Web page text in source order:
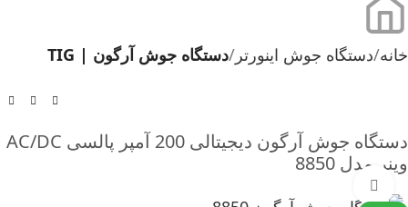
خانه دستگاه جوش اینورتر دستگاه جوش آرگون | TIG
دستگاه جوش آرگون دیجیتالی 200 آمپر پالسی AC/DC
وینر مدل 8850